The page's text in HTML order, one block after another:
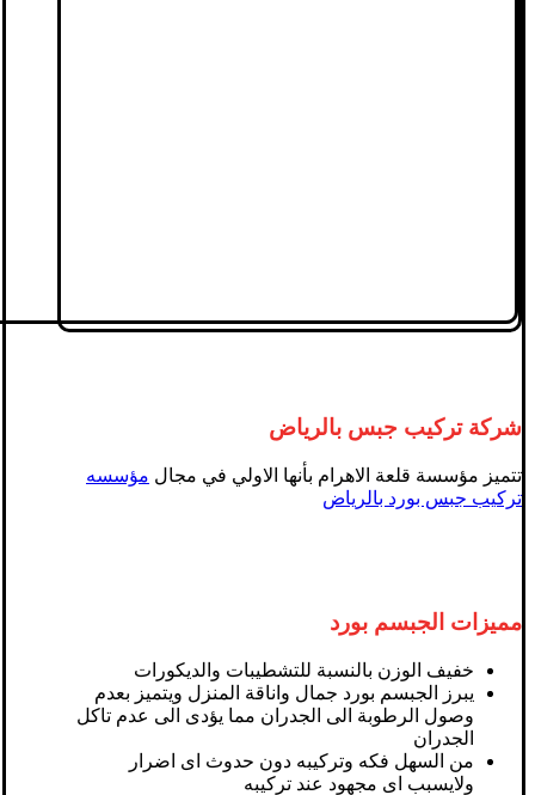
شركة تركيب جبس بالرياض
تتميز مؤسسة قلعة الاهرام بأنها الاولي في مجال مؤسسه
تركيب جبس بورد بالرياض
مميزات الجبسم بورد
خفيف الوزن بالنسبة للتشطيبات والديكورات
يبرز الجبسم بورد جمال واناقة المنزل ويتميز بعدم
وصول الرطوبة الى الجدران مما يؤدى الى عدم تاكل
الجدران
من السهل فكه وتركيبه دون حدوث اى اضرار
ولايسبب اى مجهود عند تركيبه